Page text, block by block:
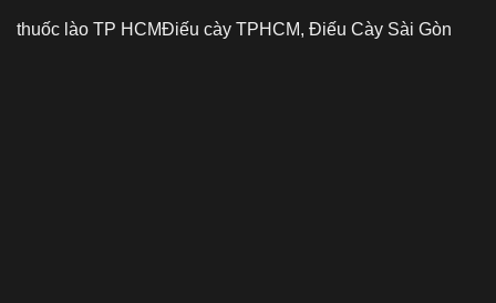
thuốc lào TP HCMĐiếu cày TPHCM, Điếu Cày Sài Gòn